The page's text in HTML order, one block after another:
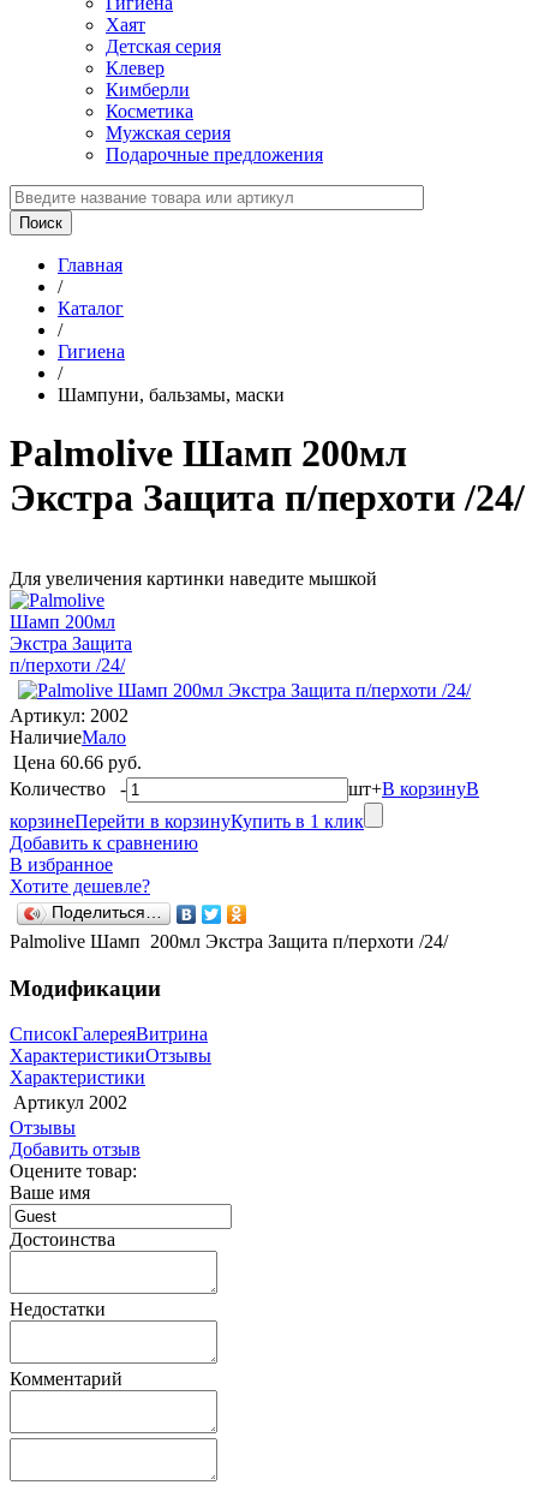
Хаят
Детская серия
Клевер
Кимберли
Косметика
Мужская серия
Подарочные предложения
Главная
/
Каталог
/
Гигиена
/
Шампуни, бальзамы, маски
Palmolive Шамп 200мл
Экстра Защита п/перхоти /24/
Для увеличения картинки наведите мышкой
Артикул: 2002
НаличиеМало
Цена 60.66 руб.
Количество - шт+В корзинуВ
корзинеПерейти в корзинуКупить в 1 клик
Добавить к сравнению
В избранное
Хотите дешевле?
Поделиться…
Palmolive Шамп 200мл Экстра Защита п/перхоти /24/
Модификации
СписокГалереяВитрина
ХарактеристикиОтзывы
Характеристики
Артикул 2002
Отзывы
Добавить отзыв
Оцените товар:
Ваше имя
Достоинства
Недостатки
Комментарий